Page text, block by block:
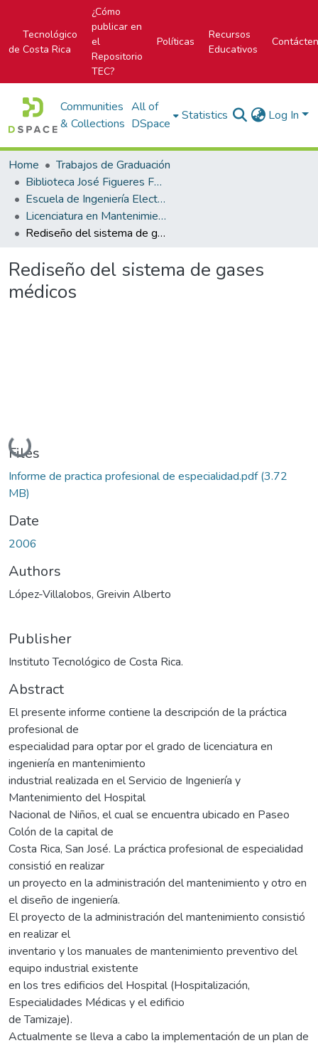
Tecnológico
de Costa Rica
¿Cómo
publicar en
el
Repositorio
TEC?
Políticas
Recursos
Educativos
Communities
& Collections
All of
DSpace
Statistics Log In
Home
Trabajos de Graduación
Biblioteca José Figueres Ferrer
Escuela de Ingeniería Electromecánica
Licenciatura en Mantenimiento Industrial
Rediseño del sistema de gases médicos
Rediseño del sistema de gases
médicos
Loading...
Files
Informe de practica profesional de especialidad.pdf(3.72
MB)
Date
2006
Authors
López-Villalobos, Greivin Alberto
Publisher
Instituto Tecnológico de Costa Rica.
Abstract
El presente informe contiene la descripción de la práctica
profesional de
especialidad para optar por el grado de licenciatura en
ingeniería en mantenimiento
industrial realizada en el Servicio de Ingeniería y
Mantenimiento del Hospital
Nacional de Niños, el cual se encuentra ubicado en Paseo
Colón de la capital de
Costa Rica, San José. La práctica profesional de especialidad
consistió en realizar
un proyecto en la administración del mantenimiento y otro en
el diseño de ingeniería.
El proyecto de la administración del mantenimiento consistió
en realizar el
inventario y los manuales de mantenimiento preventivo del
equipo industrial existente
en los tres edificios del Hospital (Hospitalización,
Especialidades Médicas y el edificio
de Tamizaje).
Actualmente se lleva a cabo la implementación de un plan de